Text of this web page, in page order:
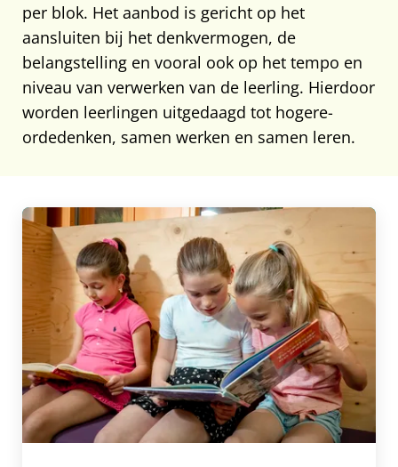
per blok. Het aanbod is gericht op het
aansluiten bij het denkvermogen, de
belangstelling en vooral ook op het tempo en
niveau van verwerken van de leerling. Hierdoor
worden leerlingen uitgedaagd tot hogere-
ordedenken, samen werken en samen leren.